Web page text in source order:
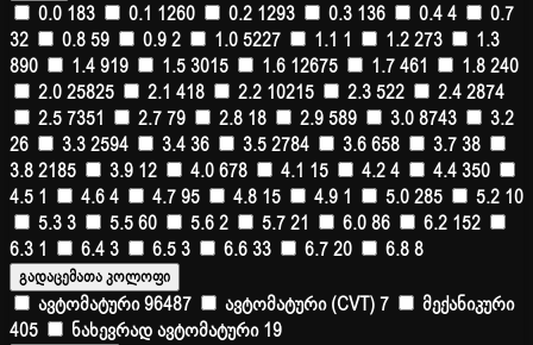
0.0 183 0.1 1260 0.2 1293 0.3 136 0.44
0.7
32
0.859 0.92 1.05227 1.1 1 1.2273
1.3
890
1.4919 1.53015 1.6 12675 1.7461 1.8240
2.025825 2.1 418 2.2 10215 2.3522 2.42874
2.57351 2.779 2.8 18 2.9589 3.08743
3.2
26
3.32594 3.436 3.52784 3.6658 3.738
3.82185 3.9 12 4.0678 4.1 15 4.24 4.4350
4.5 1 4.64 4.795 4.8 15 4.9 1 5.0285 5.2 10
5.33 5.560 5.62 5.721 6.086 6.2 152
6.3 1 6.43 6.53 6.633 6.720 6.88
გადაცემათა კოლოფი
ავტომატური96487 ავტომატური (CVT)7
მექანიკური
405
ნახევრად ავტომატური 19